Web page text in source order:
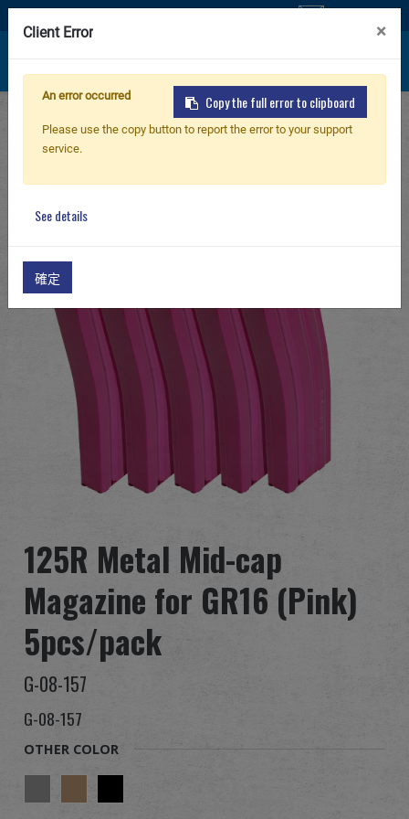
新產品
步槍
零件 & 配件
BB 彈
射擊訓練系列
全球經銷
活動與報導
支援服務
登入
Français
首頁 產品
零件 & 配件
G-08 Airsoft Magazine/ Receiver
125R Metal Mid-cap
Magazine for GR16 (Pink)
5pcs/pack
G-08-157
G-08-157
OTHER COLOR
Client Error ×
Copy the full error to clipboard
An error occurred
Please use the copy button to report the error to your support
service.
See details
確定